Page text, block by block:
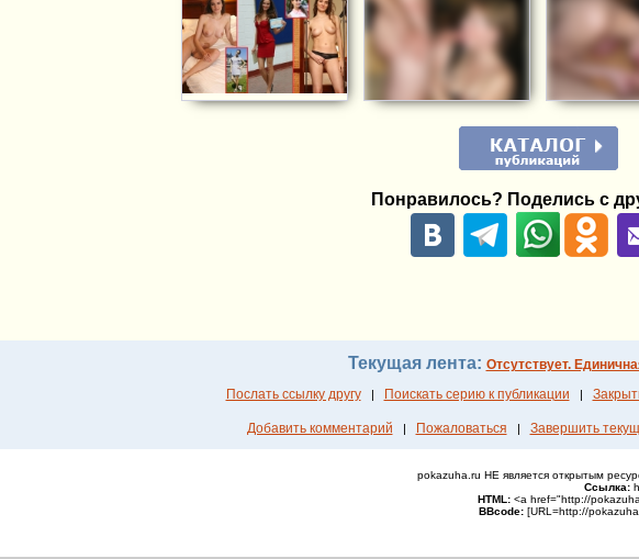
Понравилось? Поделись с
Текущая лента: Отсутствует.
Послать ссылку другу| Поискать серию к публикации |
Добавить комментарий | Пожаловаться | Завершить
pokazuha.ru НЕ является открытым
Ссылка:
HTML:<a href="http://
ВВcode:[URL=http://